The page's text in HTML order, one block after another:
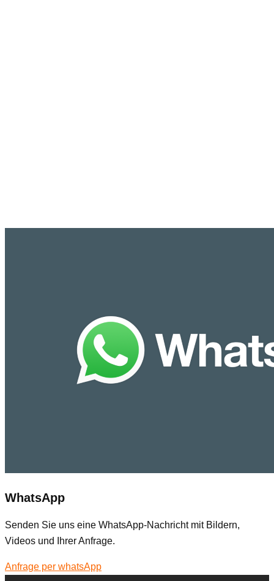
WhatsApp
Senden Sie uns eine WhatsApp-Nachricht mit Bildern,
Videos und Ihrer Anfrage.
Anfrage per whatsApp